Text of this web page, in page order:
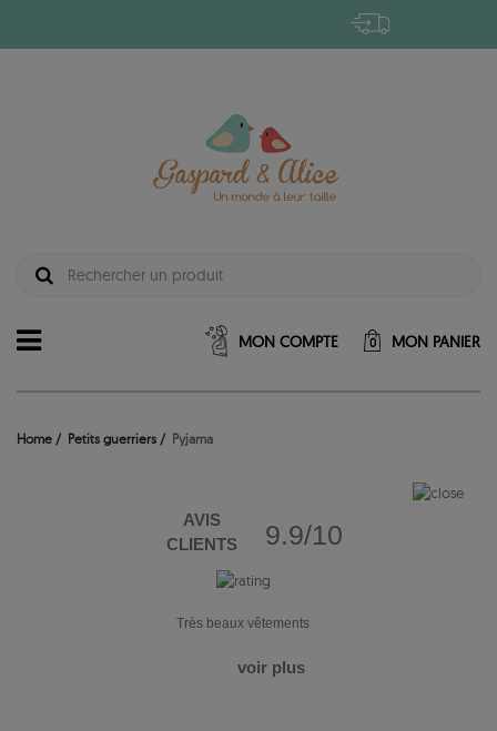
MON COMPTE 0 MON PANIER
Home Petits guerriers Pyjama
AVIS
CLIENTS
9.9/10
Très beaux vêtements
voir plus